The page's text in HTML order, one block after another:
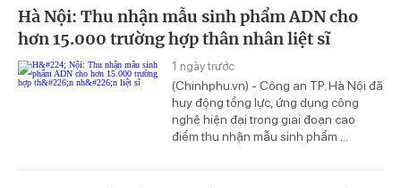
Hà Nội: Thu nhận mẫu sinh phẩm ADN cho
hơn 15.000 trường hợp thân nhân liệt sĩ
1 ngày trước
(Chinhphu.vn) - Công an TP. Hà Nội đã
huy động tổng lực, ứng dụng công
nghệ hiện đại trong giai đoạn cao
điểm thu nhận mẫu sinh phẩm ...